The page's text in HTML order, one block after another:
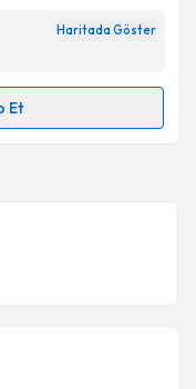
ilişkin
Aydınlatma
belirtilen
Haritada Göster
Et
ile